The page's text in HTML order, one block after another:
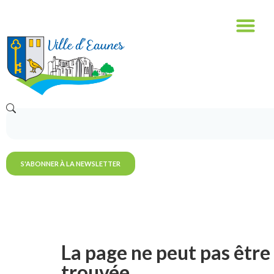
S'ABONNER À LA NEWSLETTER
La page ne peut pas être